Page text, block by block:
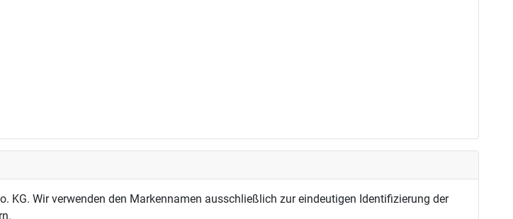
KG. Wir verwenden den Markennamen ausschließlich zur eindeutigen Identifizierung der